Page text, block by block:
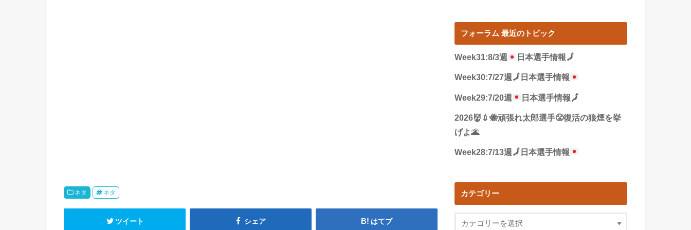
ネタ ネタ
ツイート シェア はてブ
フォーラム 最近のトピック
Week31:8/3週 日本選手情報🗾
Week30:7/27週🗾 日本選手情報
Week29:7/20週 日本選手情報🗾
2026👹💉🐝頑張れ太郎選手😤復活の狼煙を挙
げよ🌋
Week28:7/13週 🗾 日本選手情報
カテゴリー